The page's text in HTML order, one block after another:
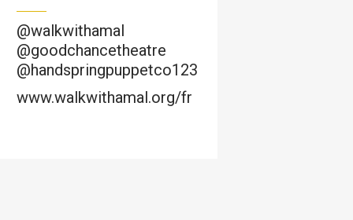
@walkwithamal
@goodchancetheatre
@handspringpuppetco123
www.walkwithamal.org/fr